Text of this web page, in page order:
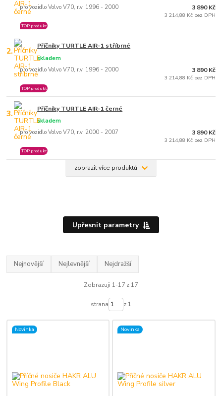
pro vozidlo Volvo V70, r.v. 1996 - 2000
TOP produkt
3 890 Kč
3 214,88 Kč bez DPH
2. Příčníky TURTLE AIR-1 stříbrné
pro vozidlo Volvo V70, r.v. 1996 - 2000
skladem
TOP produkt
3 890 Kč
3 214,88 Kč bez DPH
3. Příčníky TURTLE AIR-1 černé
pro vozidlo Volvo V70, r.v. 2000 - 2007
skladem
TOP produkt
3 890 Kč
3 214,88 Kč bez DPH
zobrazit více produktů
Upřesnit parametry
Nejnovější Nejlevnější Nejdražší
Zobrazuji 1-17 z 17
strana z 1
Novinka Novinka